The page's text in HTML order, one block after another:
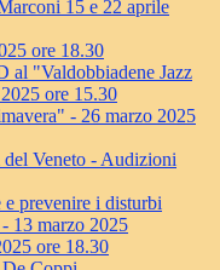
15 e 22 aprile
ore 18.30
"Valdobbiadene Jazz
ore 15.30
- 26 marzo 2025
Veneto - Audizioni
prevenire i disturbi
13 marzo 2025
ore 18.30